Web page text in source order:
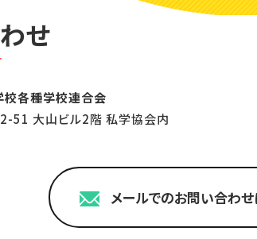
せ
各種学校連合会
51 大山ビル2階 私学協会内
メールでのお問い合わせ